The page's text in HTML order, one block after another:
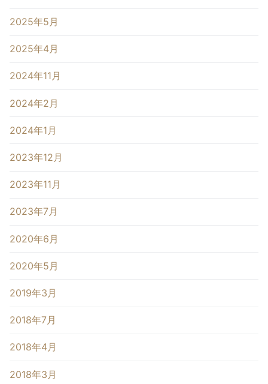
2025年5月
2025年4月
2024年11月
2024年2月
2024年1月
2023年12月
2023年11月
2023年7月
2020年6月
2020年5月
2019年3月
2018年7月
2018年4月
2018年3月